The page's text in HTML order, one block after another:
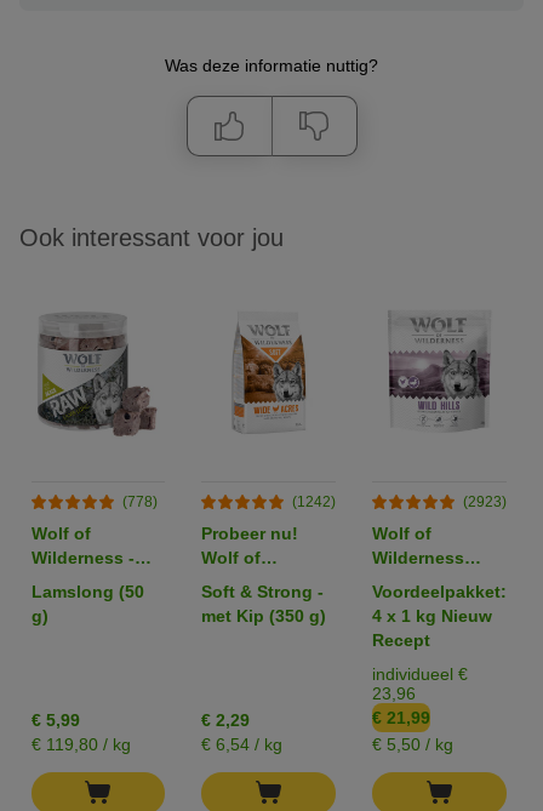
Was deze informatie nuttig?
Ook interessant voor jou
(778)
Wolf of
Wilderness -
Gevriesdroogde
Premium-
Snacks
Lamslong (50
g)
€ 5,99
€ 119,80 / kg
(1242)
Probeer nu!
Wolf of
Wilderness
Droogvoer voor
Honden
Soft & Strong -
met Kip (350 g)
€ 2,29
€ 6,54 / kg
(2923)
Wolf of
Wilderness
Adult "Wild
Hills" Eend -
Graanvrij
Voordeelpakket:
4 x 1 kg Nieuw
Recept
individueel €
23,96
€ 21,99
€ 5,50 / kg